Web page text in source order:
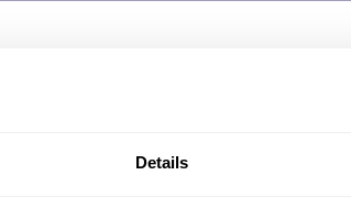
Details
2744